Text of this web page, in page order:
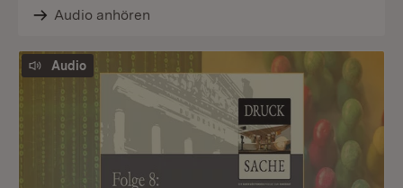
Audio anhören
Audio